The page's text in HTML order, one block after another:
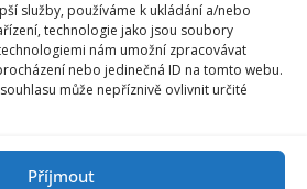
služby, používáme k ukládání a/nebo
technologie jako jsou soubory
nám umožní zpracovávat
nebo jedinečná ID na tomto webu.
může nepříznivě ovlivnit určité
Příjmout
materiál